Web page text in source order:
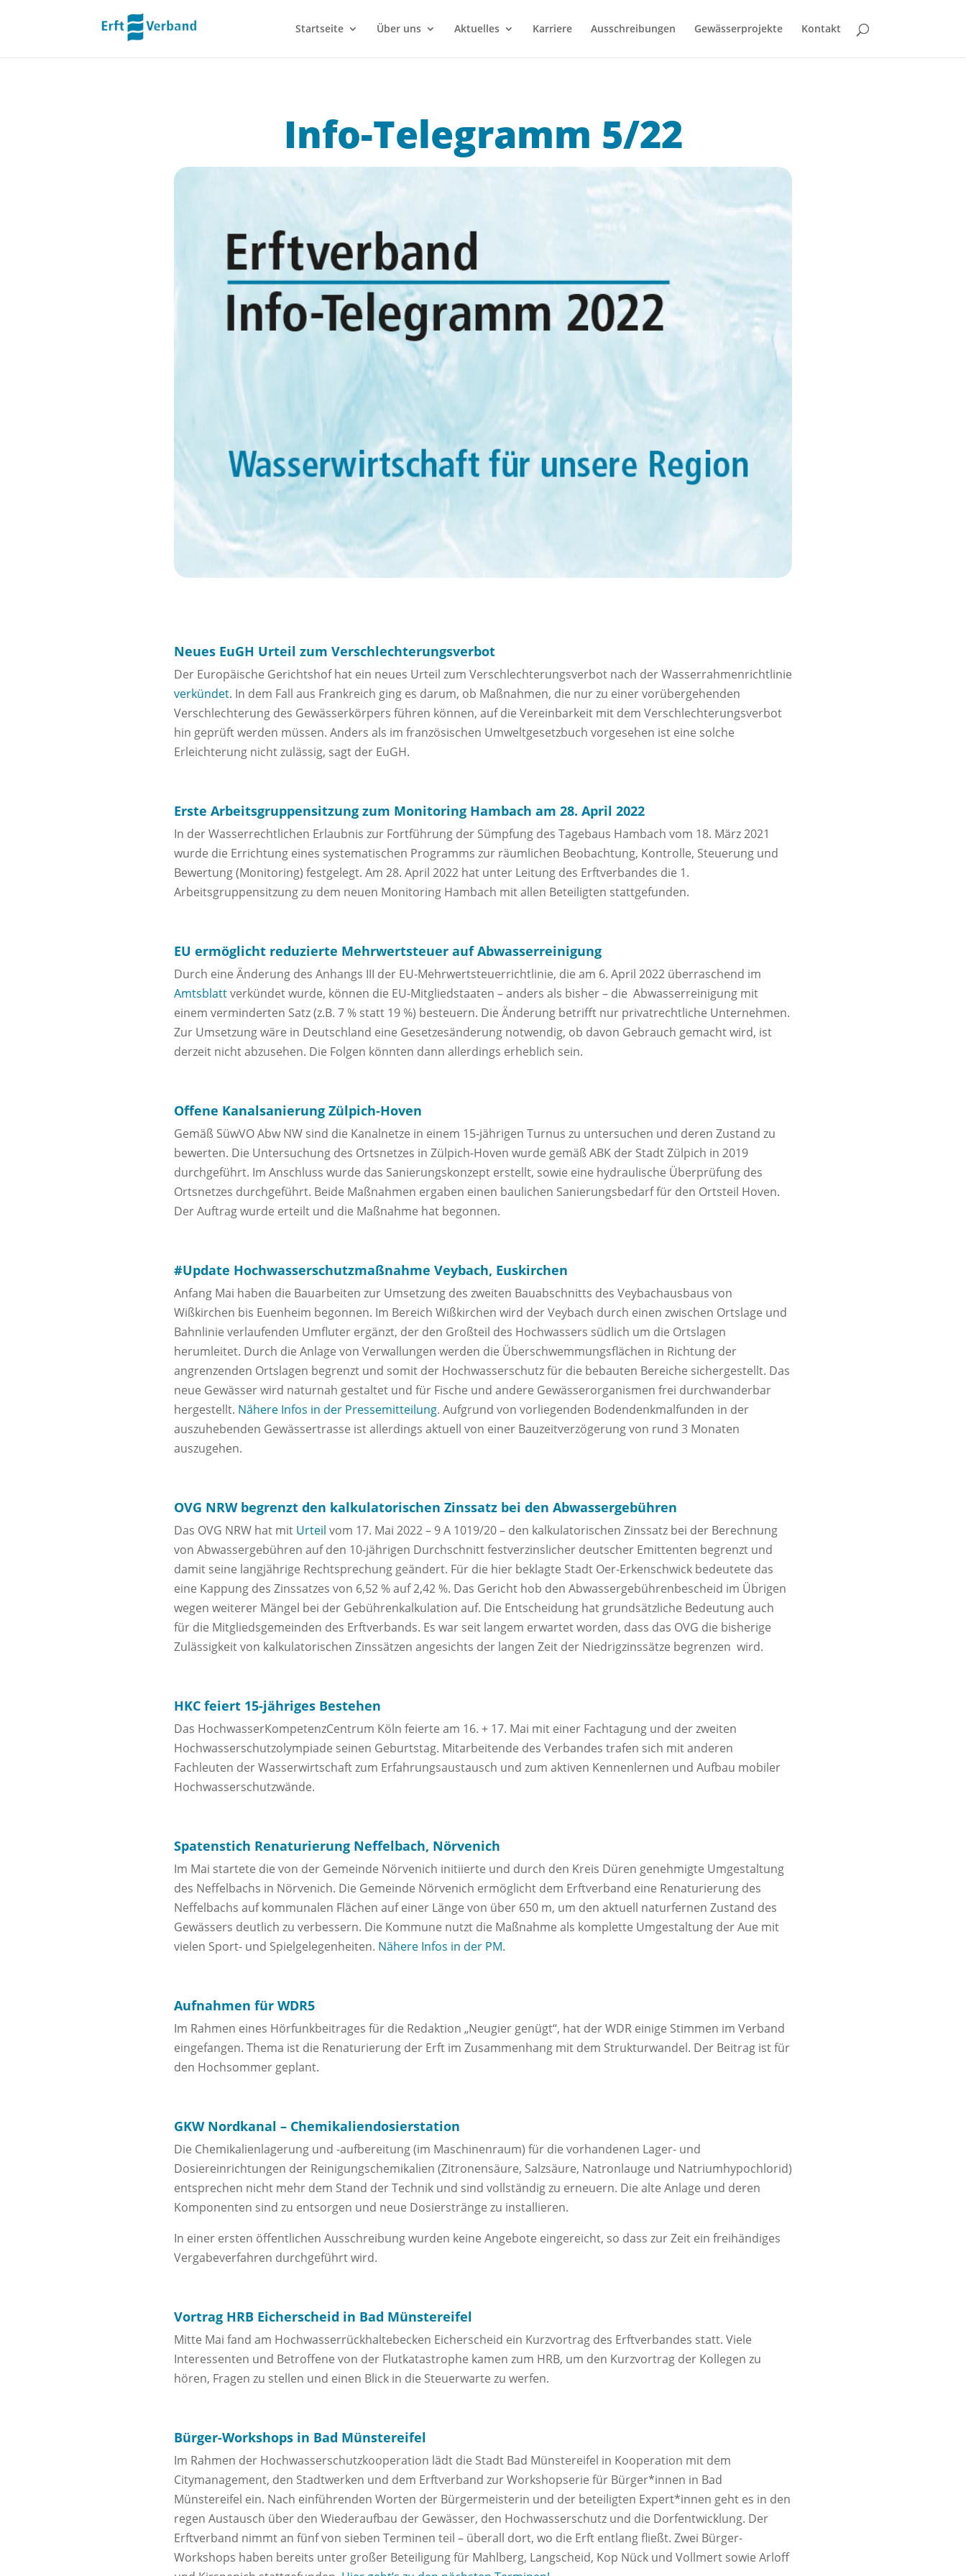
Startseite Über uns Aktuelles Karriere Ausschreibungen Gewässerprojekte Kontakt
Info-Telegramm 5/22
Neues EuGH Urteil zum Verschlechterungsverbot
Der Europäische Gerichtshof hat ein neues Urteil zum Verschlechterungsverbot nach der Wasserrahmenrichtlinie
verkündet. In dem Fall aus Frankreich ging es darum, ob Maßnahmen, die nur zu einer vorübergehenden
Verschlechterung des Gewässerkörpers führen können, auf die Vereinbarkeit mit dem Verschlechterungsverbot
hin geprüft werden müssen. Anders als im französischen Umweltgesetzbuch vorgesehen ist eine solche
Erleichterung nicht zulässig, sagt der EuGH.
Erste Arbeitsgruppensitzung zum Monitoring Hambach am 28. April 2022
In der Wasserrechtlichen Erlaubnis zur Fortführung der Sümpfung des Tagebaus Hambach vom 18. März 2021
wurde die Errichtung eines systematischen Programms zur räumlichen Beobachtung, Kontrolle, Steuerung und
Bewertung (Monitoring) festgelegt. Am 28. April 2022 hat unter Leitung des Erftverbandes die 1.
Arbeitsgruppensitzung zu dem neuen Monitoring Hambach mit allen Beteiligten stattgefunden.
EU ermöglicht reduzierte Mehrwertsteuer auf Abwasserreinigung
Durch eine Änderung des Anhangs III der EU-Mehrwertsteuerrichtlinie, die am 6. April 2022 überraschend im
Amtsblattverkündet wurde, können die EU-Mitgliedstaaten – anders als bisher – die Abwasserreinigung mit
einem verminderten Satz (z.B. 7 % statt 19 %) besteuern. Die Änderung betrifft nur privatrechtliche Unternehmen.
Zur Umsetzung wäre in Deutschland eine Gesetzesänderung notwendig, ob davon Gebrauch gemacht wird, ist
derzeit nicht abzusehen. Die Folgen könnten dann allerdings erheblich sein.
Offene Kanalsanierung Zülpich-Hoven
Gemäß SüwVO Abw NW sind die Kanalnetze in einem 15-jährigen Turnus zu untersuchen und deren Zustand zu
bewerten. Die Untersuchung des Ortsnetzes in Zülpich-Hoven wurde gemäß ABK der Stadt Zülpich in 2019
durchgeführt. Im Anschluss wurde das Sanierungskonzept erstellt, sowie eine hydraulische Überprüfung des
Ortsnetzes durchgeführt. Beide Maßnahmen ergaben einen baulichen Sanierungsbedarf für den Ortsteil Hoven.
Der Auftrag wurde erteilt und die Maßnahme hat begonnen.
#Update Hochwasserschutzmaßnahme Veybach, Euskirchen
Anfang Mai haben die Bauarbeiten zur Umsetzung des zweiten Bauabschnitts des Veybachausbaus von
Wißkirchen bis Euenheim begonnen. Im Bereich Wißkirchen wird der Veybach durch einen zwischen Ortslage und
Bahnlinie verlaufenden Umfluter ergänzt, der den Großteil des Hochwassers südlich um die Ortslagen
herumleitet. Durch die Anlage von Verwallungen werden die Überschwemmungsflächen in Richtung der
angrenzenden Ortslagen begrenzt und somit der Hochwasserschutz für die bebauten Bereiche sichergestellt. Das
neue Gewässer wird naturnah gestaltet und für Fische und andere Gewässerorganismen frei durchwanderbar
hergestellt. Nähere Infos in der Pressemitteilung. Aufgrund von vorliegenden Bodendenkmalfunden in der
auszuhebenden Gewässertrasse ist allerdings aktuell von einer Bauzeitverzögerung von rund 3 Monaten
auszugehen.
OVG NRW begrenzt den kalkulatorischen Zinssatz bei den Abwassergebühren
Das OVG NRW hat mit Urteil vom 17. Mai 2022 – 9 A 1019/20 – den kalkulatorischen Zinssatz bei der Berechnung
von Abwassergebühren auf den 10-jährigen Durchschnitt festverzinslicher deutscher Emittenten begrenzt und
damit seine langjährige Rechtsprechung geändert. Für die hier beklagte Stadt Oer-Erkenschwick bedeutete das
eine Kappung des Zinssatzes von 6,52 % auf 2,42 %. Das Gericht hob den Abwassergebührenbescheid im Übrigen
wegen weiterer Mängel bei der Gebührenkalkulation auf. Die Entscheidung hat grundsätzliche Bedeutung auch
für die Mitgliedsgemeinden des Erftverbands. Es war seit langem erwartet worden, dass das OVG die bisherige
Zulässigkeit von kalkulatorischen Zinssätzen angesichts der langen Zeit der Niedrigzinssätze begrenzen wird.
HKC feiert 15-jähriges Bestehen
Das HochwasserKompetenzCentrum Köln feierte am 16. + 17. Mai mit einer Fachtagung und der zweiten
Hochwasserschutzolympiade seinen Geburtstag. Mitarbeitende des Verbandes trafen sich mit anderen
Fachleuten der Wasserwirtschaft zum Erfahrungsaustausch und zum aktiven Kennenlernen und Aufbau mobiler
Hochwasserschutzwände.
Spatenstich Renaturierung Neffelbach, Nörvenich
Im Mai startete die von der Gemeinde Nörvenich initiierte und durch den Kreis Düren genehmigte Umgestaltung
des Neffelbachs in Nörvenich. Die Gemeinde Nörvenich ermöglicht dem Erftverband eine Renaturierung des
Neffelbachs auf kommunalen Flächen auf einer Länge von über 650 m, um den aktuell naturfernen Zustand des
Gewässers deutlich zu verbessern. Die Kommune nutzt die Maßnahme als komplette Umgestaltung der Aue mit
vielen Sport- und Spielgelegenheiten. Nähere Infos in der PM.
Aufnahmen für WDR5
Im Rahmen eines Hörfunkbeitrages für die Redaktion „Neugier genügt“, hat der WDR einige Stimmen im Verband
eingefangen. Thema ist die Renaturierung der Erft im Zusammenhang mit dem Strukturwandel. Der Beitrag ist für
den Hochsommer geplant.
GKW Nordkanal – Chemikaliendosierstation
Die Chemikalienlagerung und -aufbereitung (im Maschinenraum) für die vorhandenen Lager- und
Dosiereinrichtungen der Reinigungschemikalien (Zitronensäure, Salzsäure, Natronlauge und Natriumhypochlorid)
entsprechen nicht mehr dem Stand der Technik und sind vollständig zu erneuern. Die alte Anlage und deren
Komponenten sind zu entsorgen und neue Dosierstränge zu installieren.
In einer ersten öffentlichen Ausschreibung wurden keine Angebote eingereicht, so dass zur Zeit ein freihändiges
Vergabeverfahren durchgeführt wird.
Vortrag HRB Eicherscheid in Bad Münstereifel
Mitte Mai fand am Hochwasserrückhaltebecken Eicherscheid ein Kurzvortrag des Erftverbandes statt. Viele
Interessenten und Betroffene von der Flutkatastrophe kamen zum HRB, um den Kurzvortrag der Kollegen zu
hören, Fragen zu stellen und einen Blick in die Steuerwarte zu werfen.
Bürger-Workshops in Bad Münstereifel
Im Rahmen der Hochwasserschutzkooperation lädt die Stadt Bad Münstereifel in Kooperation mit dem
Citymanagement, den Stadtwerken und dem Erftverband zur Workshopserie für Bürger*innen in Bad
Münstereifel ein. Nach einführenden Worten der Bürgermeisterin und der beteiligten Expert*innen geht es in den
regen Austausch über den Wiederaufbau der Gewässer, den Hochwasserschutz und die Dorfentwicklung. Der
Erftverband nimmt an fünf von sieben Terminen teil – überall dort, wo die Erft entlang fließt. Zwei Bürger-
Workshops haben bereits unter großer Beteiligung für Mahlberg, Langscheid, Kop Nück und Vollmert sowie Arloff